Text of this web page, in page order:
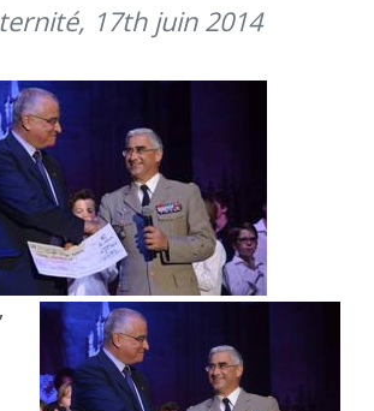
17th juin 2014